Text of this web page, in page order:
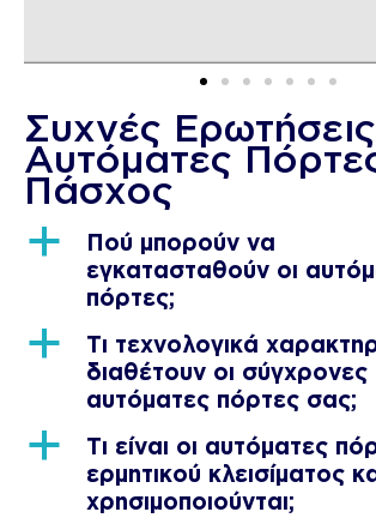
Συχνές
Αυτόματες
Πάσχος
a
Πού μπορούν να
εγκατασταθούν οι
πόρτες;
a
Τι τεχνολογικά
διαθέτουν οι σύγχρονες
αυτόματες πόρτες σας;
a
Τι είναι οι αυτόματες
ερμητικού κλεισίματος
χρησιμοποιούνται;